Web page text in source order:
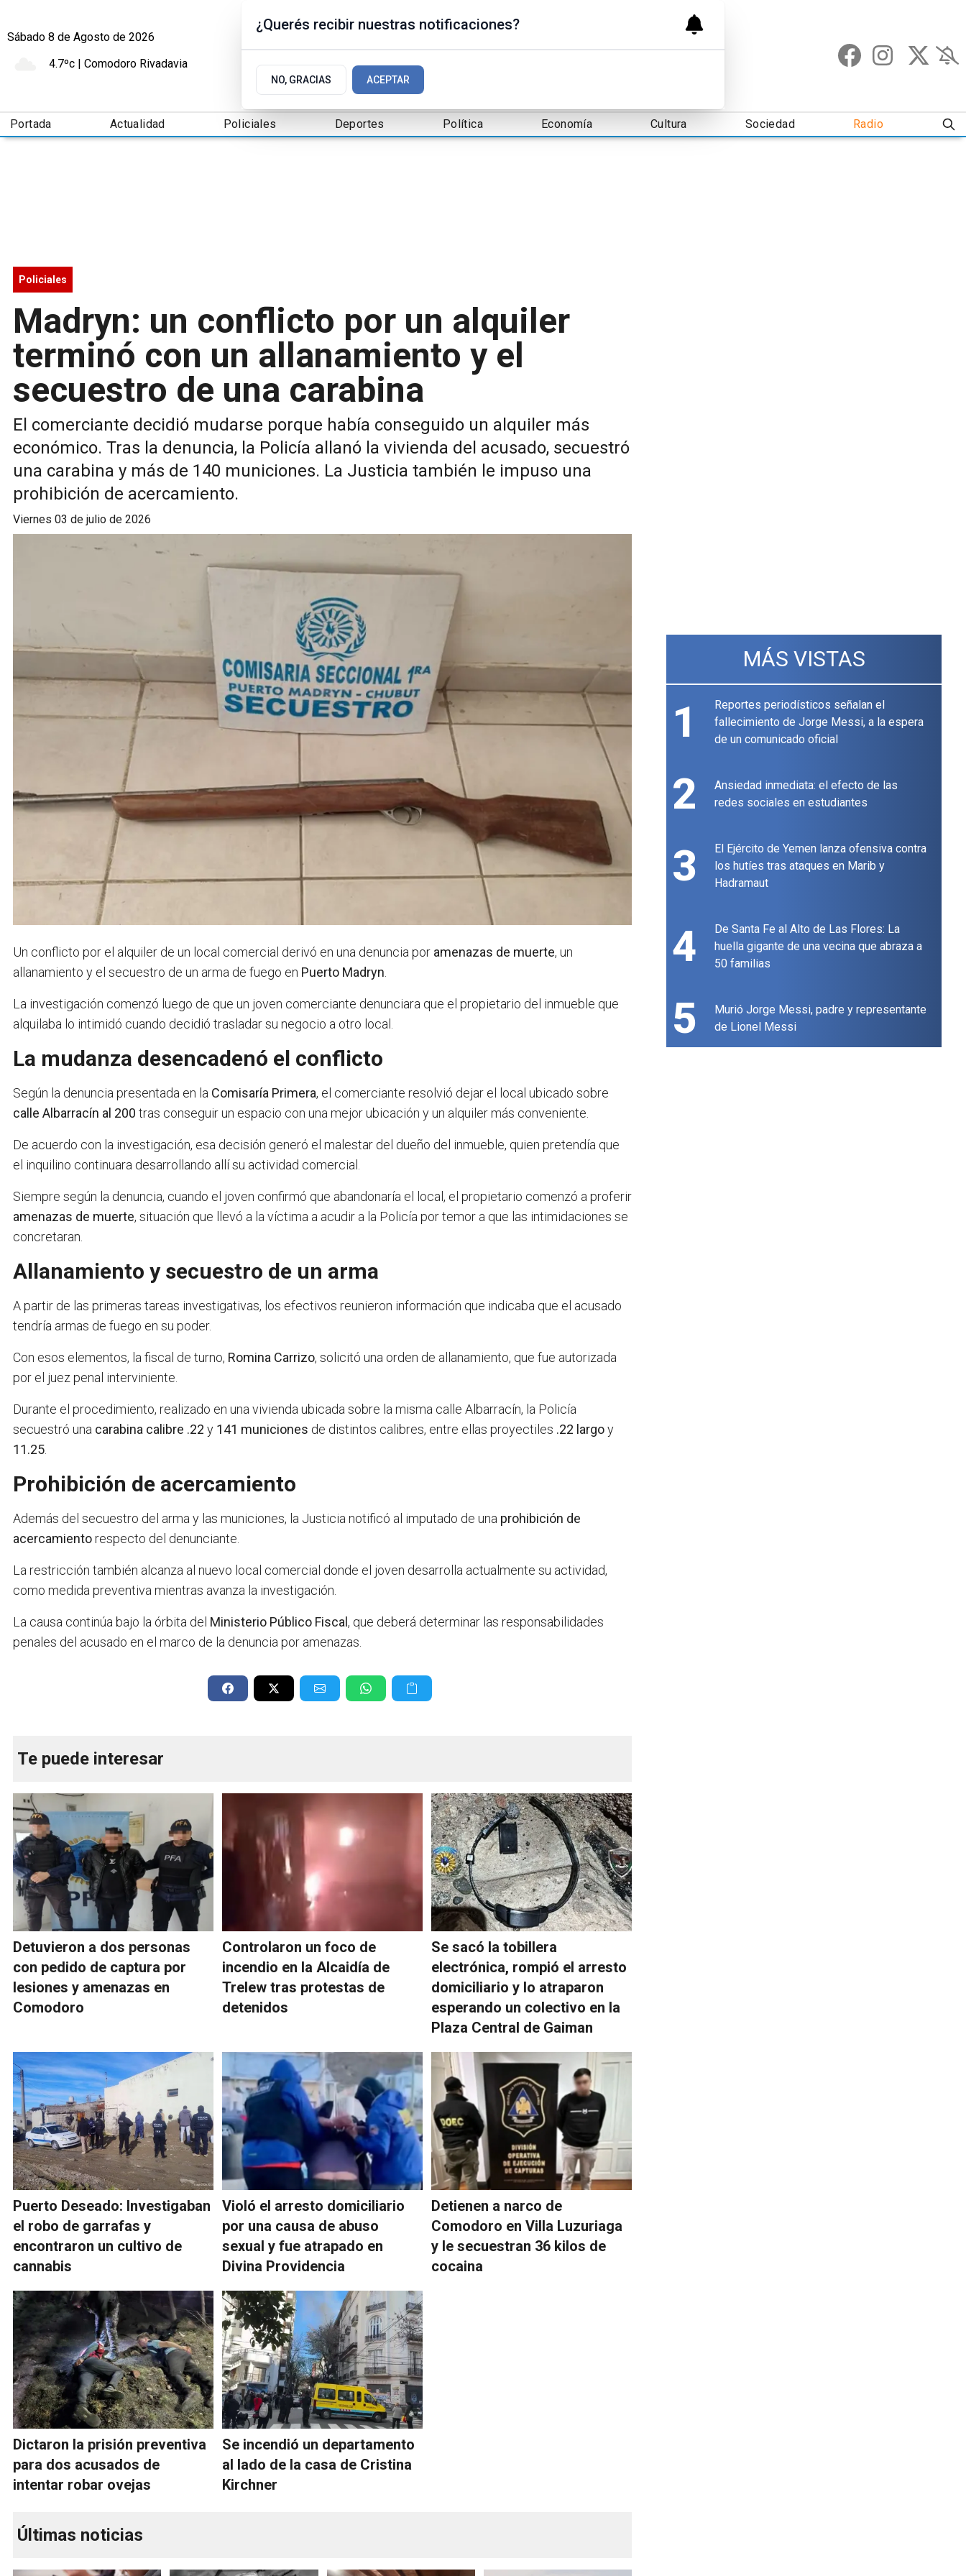
Sábado 8 de Agosto de 2026
4.7ºc | Comodoro Rivadavia
Portada Actualidad Policiales Deportes Política Economía Cultura Sociedad Radio
Policiales
Madryn: un conflicto por un alquiler
terminó con un allanamiento y el
secuestro de una carabina
El comerciante decidió mudarse porque había conseguido un alquiler más
económico. Tras la denuncia, la Policía allanó la vivienda del acusado, secuestró
una carabina y más de 140 municiones. La Justicia también le impuso una
prohibición de acercamiento.
viernes 03 de julio de 2026
Un conflicto por el alquiler de un local comercial derivó en una denuncia por amenazas de muerte, un
allanamiento y el secuestro de un arma de fuego en Puerto Madryn.
La investigación comenzó luego de que un joven comerciante denunciara que el propietario del inmueble que
alquilaba lo intimidó cuando decidió trasladar su negocio a otro local.
La mudanza desencadenó el conflicto
Según la denuncia presentada en la Comisaría Primera, el comerciante resolvió dejar el local ubicado sobre
calle Albarracín al 200 tras conseguir un espacio con una mejor ubicación y un alquiler más conveniente.
De acuerdo con la investigación, esa decisión generó el malestar del dueño del inmueble, quien pretendía que
el inquilino continuara desarrollando allí su actividad comercial.
Siempre según la denuncia, cuando el joven confirmó que abandonaría el local, el propietario comenzó a proferir
amenazas de muerte, situación que llevó a la víctima a acudir a la Policía por temor a que las intimidaciones se
concretaran.
Allanamiento y secuestro de un arma
A partir de las primeras tareas investigativas, los efectivos reunieron información que indicaba que el acusado
tendría armas de fuego en su poder.
Con esos elementos, la fiscal de turno, Romina Carrizo, solicitó una orden de allanamiento, que fue autorizada
por el juez penal interviniente.
Durante el procedimiento, realizado en una vivienda ubicada sobre la misma calle Albarracín, la Policía
secuestró una carabina calibre .22 y 141 municiones de distintos calibres, entre ellas proyectiles .22 largoy
11.25.
Prohibición de acercamiento
Además del secuestro del arma y las municiones, la Justicia notificó al imputado de una prohibición de
acercamientorespecto del denunciante.
La restricción también alcanza al nuevo local comercial donde el joven desarrolla actualmente su actividad,
como medida preventiva mientras avanza la investigación.
La causa continúa bajo la órbita del Ministerio Público Fiscal, que deberá determinar las responsabilidades
penales del acusado en el marco de la denuncia por amenazas.
Te puede interesar
Detuvieron a dos personas
con pedido de captura por
lesiones y amenazas en
Comodoro
Controlaron un foco de
incendio en la Alcaidía de
Trelew tras protestas de
detenidos
Se sacó la tobillera
electrónica, rompió el arresto
domiciliario y lo atraparon
esperando un colectivo en la
Plaza Central de Gaiman
Puerto Deseado: Investigaban
el robo de garrafas y
encontraron un cultivo de
cannabis
Violó el arresto domiciliario
por una causa de abuso
sexual y fue atrapado en
Divina Providencia
Detienen a narco de
Comodoro en Villa Luzuriaga
y le secuestran 36 kilos de
cocaina
Dictaron la prisión preventiva
para dos acusados de
intentar robar ovejas
Se incendió un departamento
al lado de la casa de Cristina
Kirchner
Últimas noticias
MÁS VISTAS
1
Reportes periodísticos señalan el
fallecimiento de Jorge Messi, a la espera
de un comunicado oficial
2
Ansiedad inmediata: el efecto de las
redes sociales en estudiantes
3
El Ejército de Yemen lanza ofensiva contra
los hutíes tras ataques en Marib y
Hadramaut
4
De Santa Fe al Alto de Las Flores: La
huella gigante de una vecina que abraza a
50 familias
5
Murió Jorge Messi, padre y representante
de Lionel Messi
¿Querés recibir nuestras notificaciones?
NO, GRACIAS ACEPTAR